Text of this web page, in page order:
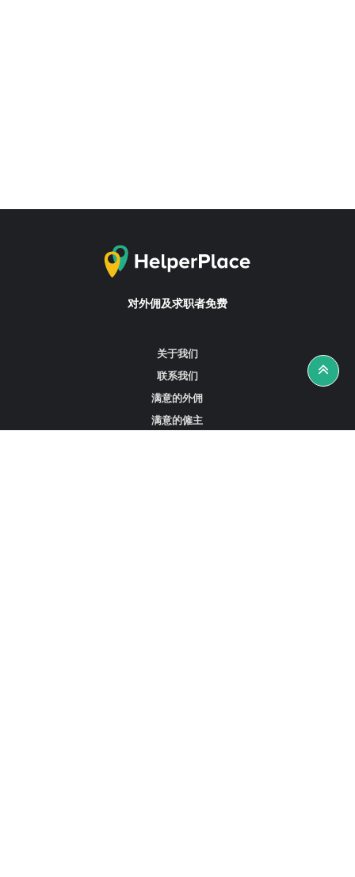
对外佣及求职者免费
关于我们
联系我们
满意的外佣
满意的僱主